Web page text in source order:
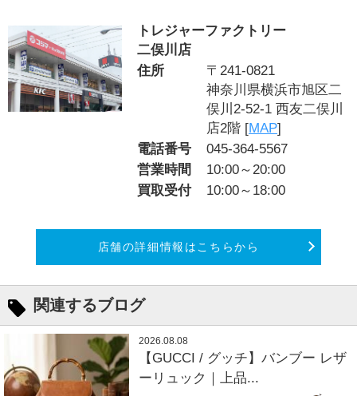
トレジャーファクトリー
二俣川店
住所
〒241-0821
神奈川県横浜市旭区二
俣川2‐52‐1 西友二俣川
店2階 [MAP]
電話番号
045-364-5567
営業時間
10:00～20:00
買取受付
10:00～18:00
店舗の詳細情報はこちらから
関連するブログ
2026.08.08
【GUCCI / グッチ】バンブー レザ
ーリュック｜上品...